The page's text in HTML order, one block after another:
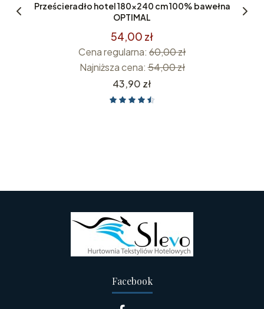
Prześcieradło hotel 180x240 cm 100% bawełna
OPTIMAL
54,00 zł
Cena regularna: 60,00 zł
Najniższa cena: 54,00 zł
Cena
43,90 zł
Facebook